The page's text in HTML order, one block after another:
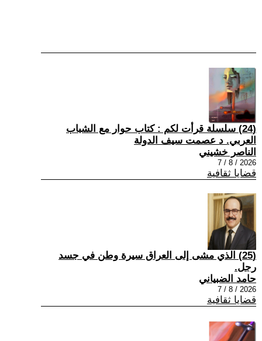
(24) سلسلة قرأت لكم : كتاب حوار مع الشباب
العربي. د عصمت سيف الدولة
الناصر خشيني
2026 / 8 / 7
قضايا ثقافية
(25) الذي مشى إلى العراق سيرة وطن في جسد
رجل.
حامد الضبياني
2026 / 8 / 7
قضايا ثقافية